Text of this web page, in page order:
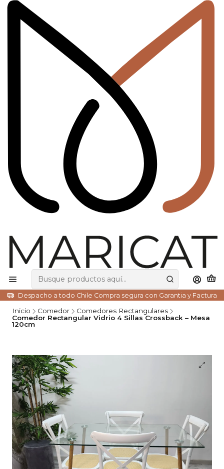
Despacho a todo Chile Compra segura con Garantia y Factura
Inicio Comedor
Comedores Rectangulares
Comedor Rectangular Vidrio 4 Sillas Crossback – Mesa
120cm